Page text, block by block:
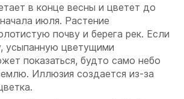
в конце весны и цветет до
июля. Растение
почву и берега рек. Если
усыпанную цветущими
показаться, будто само небо
Иллюзия создается из-за